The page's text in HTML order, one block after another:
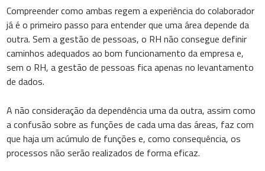
Compreender como ambas regem a experiência do colaborador
já é o primeiro passo para entender que uma área depende da
outra. Sem a gestão de pessoas, o RH não consegue definir
caminhos adequados ao bom funcionamento da empresa e,
sem o RH, a gestão de pessoas fica apenas no levantamento
de dados.
A não consideração da dependência uma da outra, assim como
a confusão sobre as funções de cada uma das áreas, faz com
que haja um acúmulo de funções e, como consequência, os
processos não serão realizados de forma eficaz.